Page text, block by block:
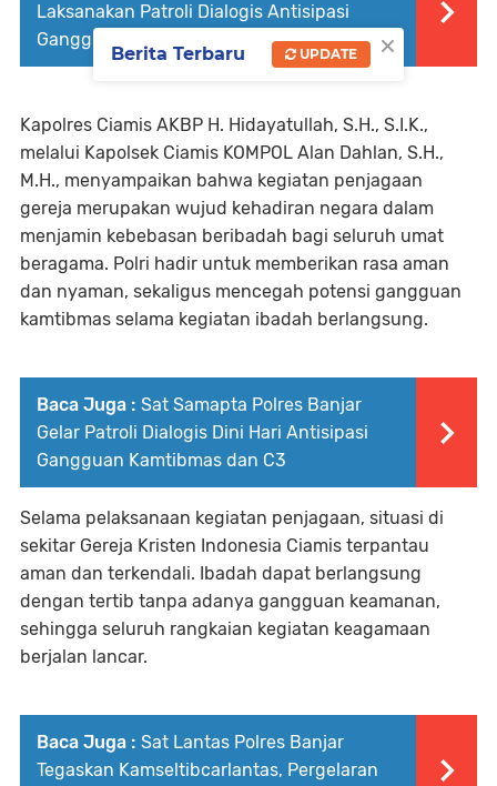
Laksanakan Patroli Dialogis Antisipasi
Gangguan Kamtibmas dan C3
Kapolres Ciamis AKBP H. Hidayatullah, S.H., S.I.K.,
melalui Kapolsek Ciamis KOMPOL Alan Dahlan, S.H.,
M.H., menyampaikan bahwa kegiatan penjagaan
gereja merupakan wujud kehadiran negara dalam
menjamin kebebasan beribadah bagi seluruh umat
beragama. Polri hadir untuk memberikan rasa aman
dan nyaman, sekaligus mencegah potensi gangguan
kamtibmas selama kegiatan ibadah berlangsung.
Baca Juga : Sat Samapta Polres Banjar
Gelar Patroli Dialogis Dini Hari Antisipasi
Gangguan Kamtibmas dan C3
Selama pelaksanaan kegiatan penjagaan, situasi di
sekitar Gereja Kristen Indonesia Ciamis terpantau
aman dan terkendali. Ibadah dapat berlangsung
dengan tertib tanpa adanya gangguan keamanan,
sehingga seluruh rangkaian kegiatan keagamaan
berjalan lancar.
Baca Juga : Sat Lantas Polres Banjar
Tegaskan Kamseltibcarlantas, Pergelaran
×
Berita Terbaru UPDATE